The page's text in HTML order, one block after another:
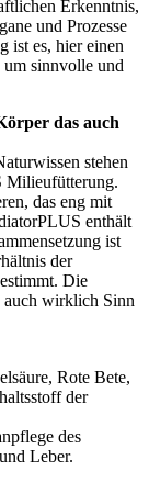
Erkenntnis,
und Prozesse
ist es, hier einen
sinnvolle und
das auch
stehen
Milieufütterung.
das eng mit
enthält
ist
der
Die
wirklich Sinn
Rote Bete,
der
des
Leber.